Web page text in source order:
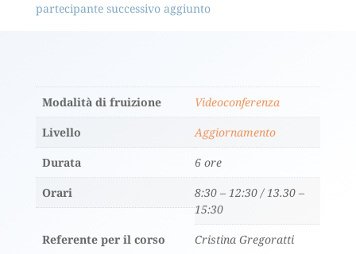
partecipante successivo aggiunto
Modalità di fruizione
Videoconferenza
Livello
Aggiornamento
Durata
6 ore
Orari
8:30 – 12:30 / 13.30 –
15:30
Referente per il corso
Cristina Gregoratti